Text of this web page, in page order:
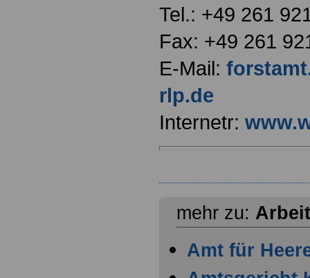
Tel.: +49 261
Fax: +49 261
E-Mail:
rlp.de
Internetr:
mehr zu:
Amt für